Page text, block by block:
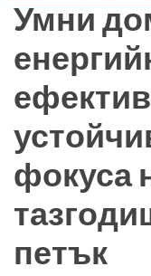
Умни
фокуса
петък